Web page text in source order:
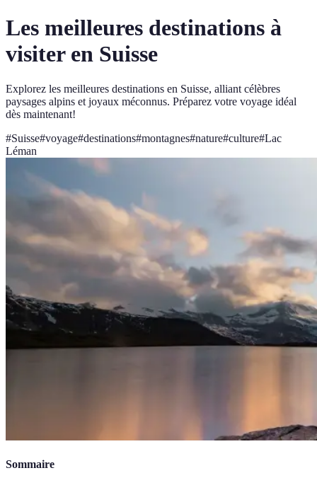
Les meilleures destinations à
visiter en Suisse
Explorez les meilleures destinations en Suisse, alliant célèbres
paysages alpins et joyaux méconnus. Préparez votre voyage idéal
dès maintenant!
#Suisse#voyage#destinations#montagnes#nature#culture#Lac
Léman
Sommaire